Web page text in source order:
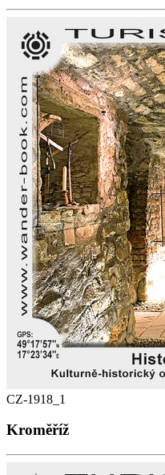
CZ-1918_1
Kroměříž